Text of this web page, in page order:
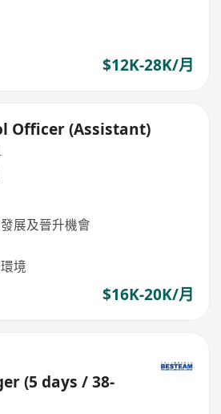
$12K-28K/月
Officer (Assistant)
展及晉升機會
境
$16K-20K/月
(5 days / 38-